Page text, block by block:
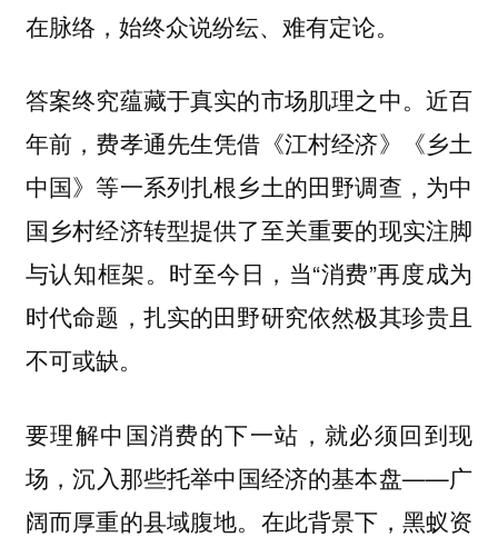
在脉络，始终众说纷纭、难有定论。
答案终究蕴藏于真实的市场肌理之中。近百
年前，费孝通先生凭借《江村经济》《乡土
中国》等一系列扎根乡土的田野调查，为中
国乡村经济转型提供了至关重要的现实注脚
与认知框架。时至今日，当“消费”再度成为
时代命题，扎实的田野研究依然极其珍贵且
不可或缺。
要理解中国消费的下一站，就必须回到现
场，沉入那些托举中国经济的基本盘——广
阔而厚重的县域腹地。在此背景下，黑蚁资